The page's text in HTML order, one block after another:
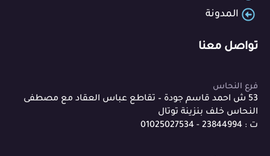
المدونة
تواصل معنا
فرع النحاس
53 ش احمد قاسم جودة – تقاطع عباس العقاد مع مصطفى
النحاس خلف بنزينة توتال
ت : 23844994 - 01025027534